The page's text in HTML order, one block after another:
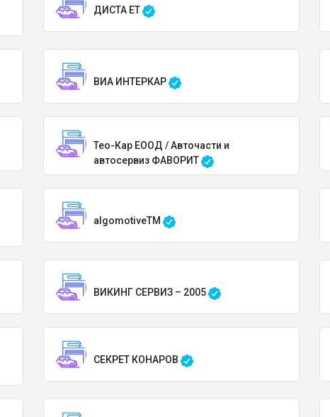
ДИСТА ЕТ
ВИА ИНТЕРКАР
Тео-Кар ЕООД / Авточасти и
автосервиз ФАВОРИТ
algomotiveTM
ВИКИНГ СЕРВИЗ – 2005
СЕКРЕТ КОНАРОВ